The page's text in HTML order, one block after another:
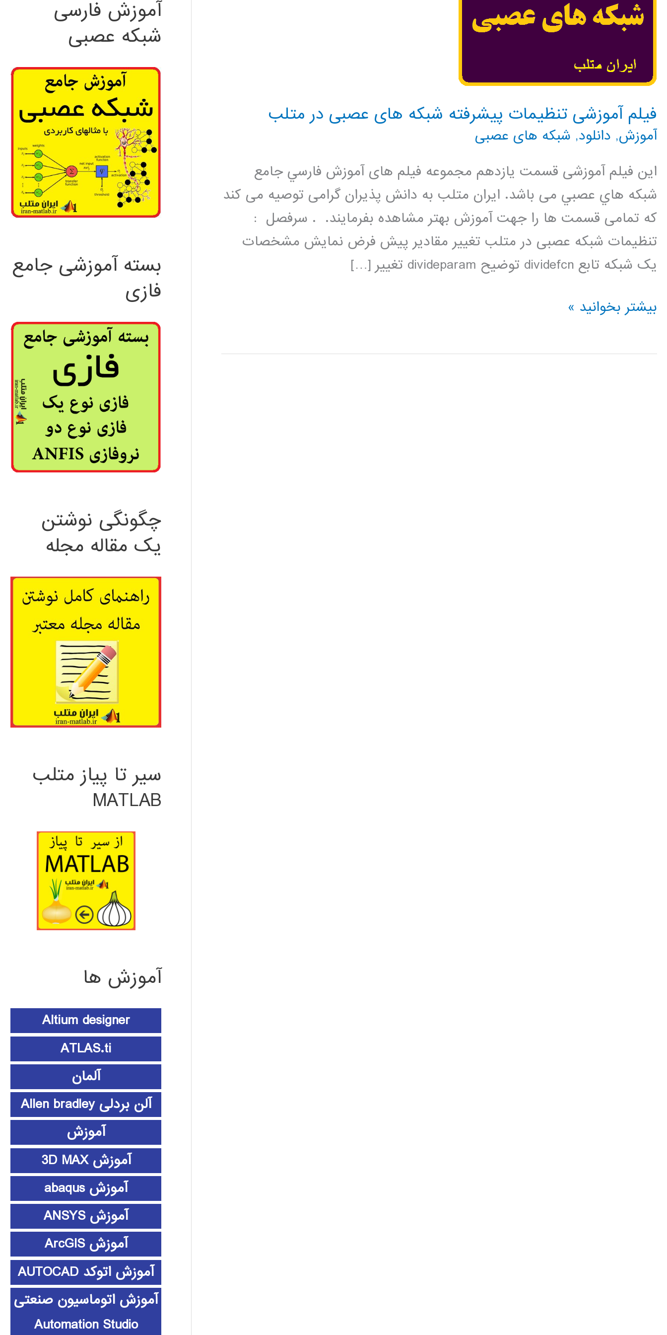
فیلم آموزشی تنظیمات پیشرفته شبکه های عصبی در متلب
آموزش, دانلود, شبکه های عصبی
این فیلم آموزشی قسمت یازدهم مجموعه فيلم های آموزش فارسي جامع
شبكه هاي عصبي می باشد. ایران متلب به دانش پذیران گرامی توصیه می کند
که تمامی قسمت ها را جهت آموزش بهتر مشاهده بفرمایند. . سرفصل :
تنظیمات شبکه عصبی در متلب تغییر مقادیر پیش فرض نمایش مشخصات
یک شبکه تابع dividefcn توضیح divideparam تغییر […]
فیلم
تنظیمات
بیشتر بخوانید »
آموزش فارسی
شبکه عصبی
بسته آموزشی جامع
فازی
چگونگی نوشتن
یک مقاله مجله
سیر تا پیاز متلب
MATLAB
آموزش ها
Altium designer
ATLAS.ti
آلمان
آلن بردلی Allen bradley
آموزش
آموزش 3D MAX
آموزش abaqus
آموزش ANSYS
آموزش ArcGIS
آموزش اتوکد AUTOCAD
آموزش اتوماسیون صنعتی
Automation Studio